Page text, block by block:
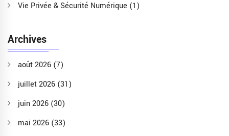
Vie Privée & Sécurité Numérique (1)
Archives
août 2026 (7)
juillet 2026 (31)
juin 2026 (30)
mai 2026 (33)